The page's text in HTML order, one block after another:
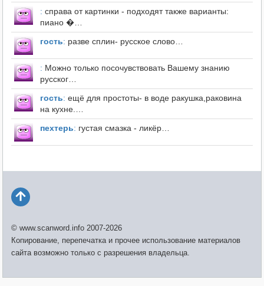
: справа от картинки - подходят также варианты:
пиано �…
гость: разве сплин- русское слово…
: Можно только посочувствовать Вашему знанию
русског…
гость: ещё для простоты- в воде ракушка,раковина
на кухне.…
пехтерь: густая смазка - ликёр…
© www.scanword.info 2007-2026
Копирование, перепечатка и прочее использование материалов
сайта возможно только с разрешения владельца.